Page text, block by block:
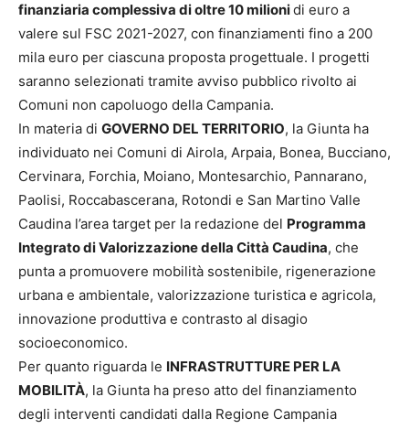
finanziaria complessiva di oltre 10 milionidi euro a
valere sul FSC 2021-2027, con finanziamenti fino a 200
mila euro per ciascuna proposta progettuale. I progetti
saranno selezionati tramite avviso pubblico rivolto ai
Comuni non capoluogo della Campania.
In materia di GOVERNO DEL TERRITORIO, la Giunta ha
individuato nei Comuni di Airola, Arpaia, Bonea, Bucciano,
Cervinara, Forchia, Moiano, Montesarchio, Pannarano,
Paolisi, Roccabascerana, Rotondi e San Martino Valle
Caudina l’area target per la redazione del Programma
Integrato di Valorizzazione della Città Caudina, che
punta a promuovere mobilità sostenibile, rigenerazione
urbana e ambientale, valorizzazione turistica e agricola,
innovazione produttiva e contrasto al disagio
socioeconomico.
Per quanto riguarda le INFRASTRUTTURE PER LA
MOBILITÀ, la Giunta ha preso atto del finanziamento
degli interventi candidati dalla Regione Campania